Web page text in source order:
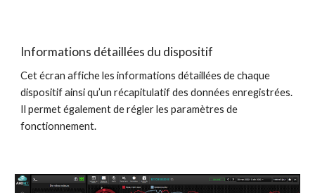
Informations détaillées du dispositif
Cet écran affiche les informations détaillées de chaque
dispositif ainsi qu’un récapitulatif des données enregistrées.
Il permet également de régler les paramètres de
fonctionnement.